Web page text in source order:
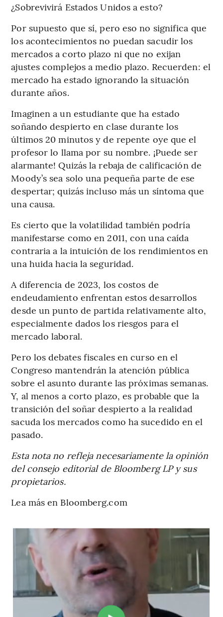
¿Sobrevivirá Estados Unidos a esto?
Por supuesto que sí, pero eso no significa que
los acontecimientos no puedan sacudir los
mercados a corto plazo ni que no exijan
ajustes complejos a medio plazo. Recuerden: el
mercado ha estado ignorando la situación
durante años.
Imaginen a un estudiante que ha estado
soñando despierto en clase durante los
últimos 20 minutos y de repente oye que el
profesor lo llama por su nombre. ¡Puede ser
alarmante! Quizás la rebaja de calificación de
Moody’s sea solo una pequeña parte de ese
despertar; quizás incluso más un síntoma que
una causa.
Es cierto que la volatilidad también podría
manifestarse como en 2011, con una caída
contraria a la intuición de los rendimientos en
una huida hacia la seguridad.
A diferencia de 2023, los costos de
endeudamiento enfrentan estos desarrollos
desde un punto de partida relativamente alto,
especialmente dados los riesgos para el
mercado laboral.
Pero los debates fiscales en curso en el
Congreso mantendrán la atención pública
sobre el asunto durante las próximas semanas.
Y, al menos a corto plazo, es probable que la
transición del soñar despierto a la realidad
sacuda los mercados como ha sucedido en el
pasado.
Esta nota no refleja necesariamente la opinión
del consejo editorial de Bloomberg LP y sus
propietarios.
Lea más en Bloomberg.com